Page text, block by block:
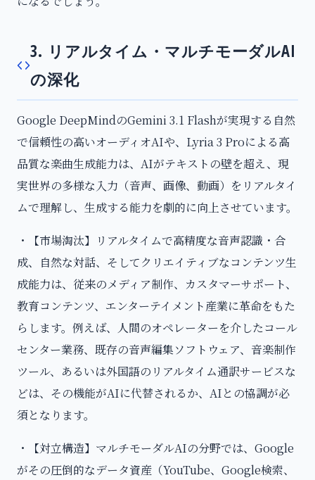
3. リアルタイム・マルチモーダルAI
の深化
Google DeepMindのGemini 3.1 Flashが実現する自然
で信頼性の高いオーディオAIや、Lyria 3 Proによる高
品質な楽曲生成能力は、AIがテキストの壁を超え、現
実世界の多様な入力（音声、画像、動画）をリアルタイ
ムで理解し、生成する能力を劇的に向上させています。
・【市場淘汰】リアルタイムで高精度な音声認識・合
成、自然な対話、そしてクリエイティブなコンテンツ生
成能力は、従来のメディア制作、カスタマーサポート、
教育コンテンツ、エンターテイメント産業に革命をもた
らします。例えば、人間のオペレーターを介したコール
センター業務、既存の音声編集ソフトウェア、音楽制作
ツール、あるいは外国語のリアルタイム通訳サービスな
どは、その機能がAIに代替されるか、AIとの協調が必
須となります。
・【対立構造】マルチモーダルAIの分野では、Google
がその圧倒的なデータ資産（YouTube、Google検索、